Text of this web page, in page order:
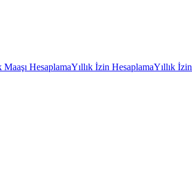
HesaplamaYıllık İzin HesaplamaYıllık